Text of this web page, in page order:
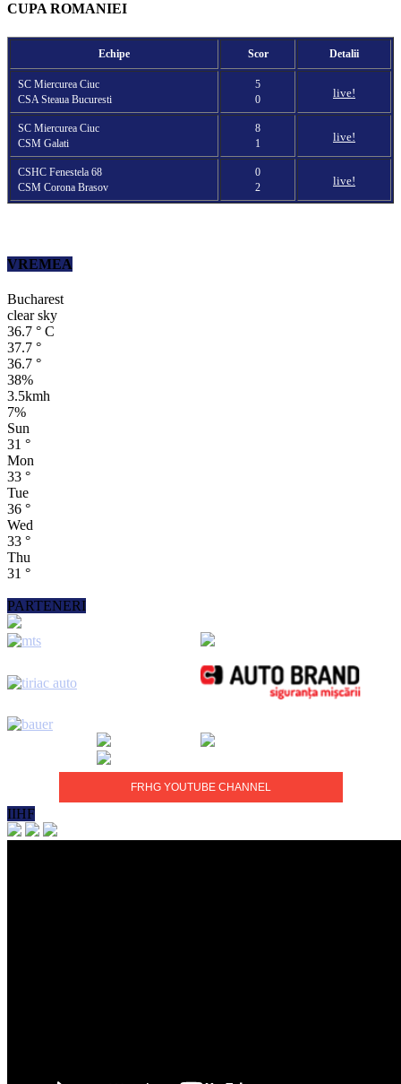
CUPA ROMANIEI
Echipe Scor Detalii
SC Miercurea Ciuc
CSA Steaua Bucuresti
5
0
live!
SC Miercurea Ciuc
CSM Galati
8
1
live!
CSHC Fenestela 68
CSM Corona Brasov
0
2
live!
VREMEA
Bucharest
clear sky
36.7 ° C
37.7 °
36.7 °
38%
3.5kmh
7%
Sun
31 °
Mon
33 °
Tue
36 °
Wed
33 °
Thu
31 °
PARTENERI
FRHG YOUTUBE CHANNEL
IIHF